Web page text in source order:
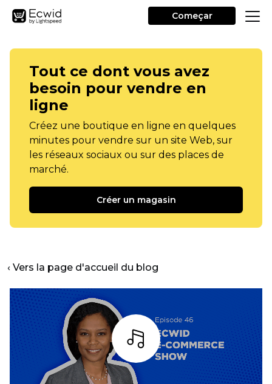
Começar
Tout ce dont vous avez
besoin pour vendre en
ligne
Créez une boutique en ligne en quelques
minutes pour vendre sur un site Web, sur
les réseaux sociaux ou sur des places de
marché.
Créer un magasin
‹ Vers la page d'accueil du blog
Écoutez